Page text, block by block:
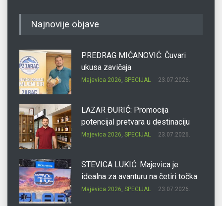
Najnovije objave
PREDRAG MIĆANOVIĆ: Čuvari
ukusa zavičaja
Majevica 2026, SPECIJAL 23.07.2026.
LAZAR ĐURIĆ: Promocija
potencijal pretvara u destinaciju
Majevica 2026, SPECIJAL 23.07.2026.
STEVICA LUKIĆ: Majevica je
idealna za avanturu na četiri točka
Majevica 2026, SPECIJAL 23.07.2026.